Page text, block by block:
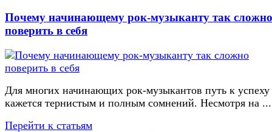
Почему начинающему рок-музыканту так сложно
поверить в себя
Для многих начинающих рок-музыкантов путь к успеху
кажется тернистым и полным сомнений. Несмотря на ...
Перейти к статьям